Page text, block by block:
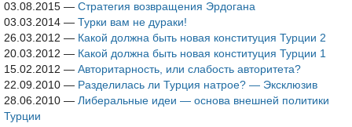
03.08.2015 — Стратегия возвращения Эрдогана
03.03.2014 — Турки вам не дураки!
26.03.2012 — Какой должна быть новая конституция Турции 2
20.03.2012 — Какой должна быть новая конституция Турции 1
15.02.2012 — Авторитарность, или слабость авторитета?
22.09.2010 — Разделилась ли Турция натрое? — Эксклюзив
28.06.2010 — Либеральные идеи — основа внешней политики
Турции